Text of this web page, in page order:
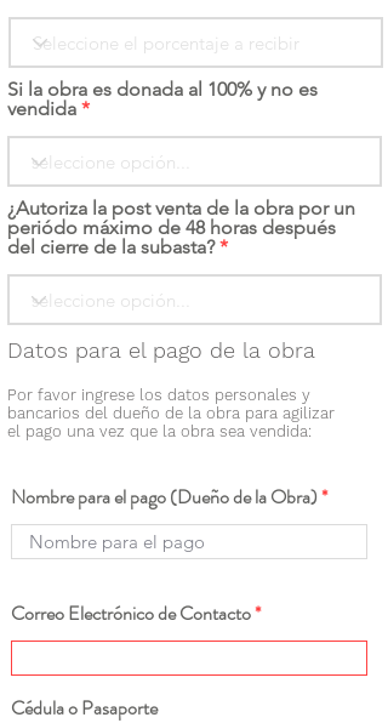
Si la obra es donada al 100% y no es
vendida
¿Autoriza la post venta de la obra por un
periódo máximo de 48 horas después
del cierre de la subasta?
Datos para el pago de la obra
Por favor ingrese los datos personales y
bancarios del dueño de la obra para agilizar
el pago una vez que la obra sea vendida:
Nombre para el pago (Dueño de la Obra)
Correo Electrónico de Contacto
Cédula o Pasaporte